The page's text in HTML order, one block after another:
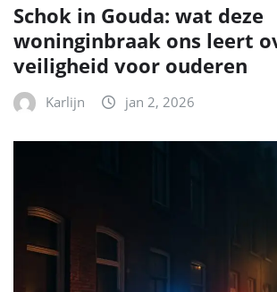
Schok in Gouda: wat deze
woninginbraak ons leert
veiligheid voor ouderen
Karlijn jan 2, 2026